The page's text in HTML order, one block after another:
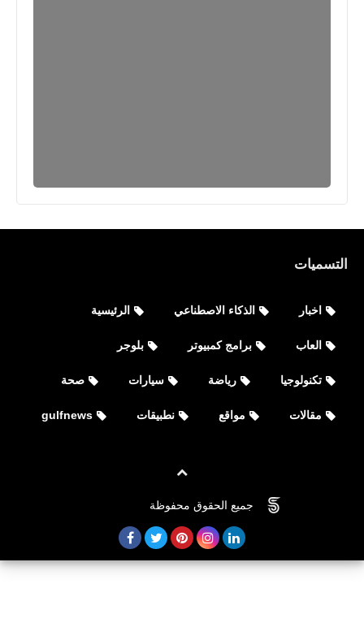
التسميات
اخبار الذكاء الاصطناعي الرئيسية
العاب برامج كمبيوتر بلوجر
تكنولوجيا رياضة سيارات صحة
مقالات مواقع نطبيقات gulfnews
جميع الحقوق محفوظة